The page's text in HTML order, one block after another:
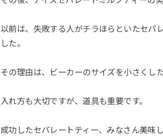
以前は、失敗する人がチラほらといたセパ
した。
その理由は、ビーカーのサイズを小さくした
入れ方も大切ですが、道具も重要です。
成功したセパレートティー、みなさん美味